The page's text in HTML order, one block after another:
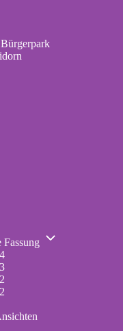
Fassung
Unternavigation